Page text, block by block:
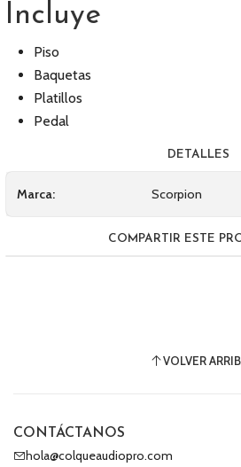
Incluye
Piso
Baquetas
Platillos
Pedal
DETALLES
Marca: Scorpion
COMPARTIR ESTE
VOLVER
CONTÁCTANOS
hola@colqueaudiopro.com